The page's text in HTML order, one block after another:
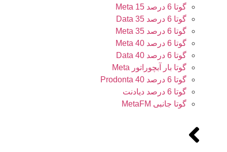
گوتا 6 درصد 15 Meta
گوتا 6 درصد 35 Data
گوتا 6 درصد 35 Meta
گوتا 6 درصد 40 Meta
گوتا 6 درصد 40 Data
گوتا بار آبچوراتور Meta
گوتا 6 درصد 40 Prodonta
گوتا 6 درصد دیادنت
گوتا جانبی MetaFM